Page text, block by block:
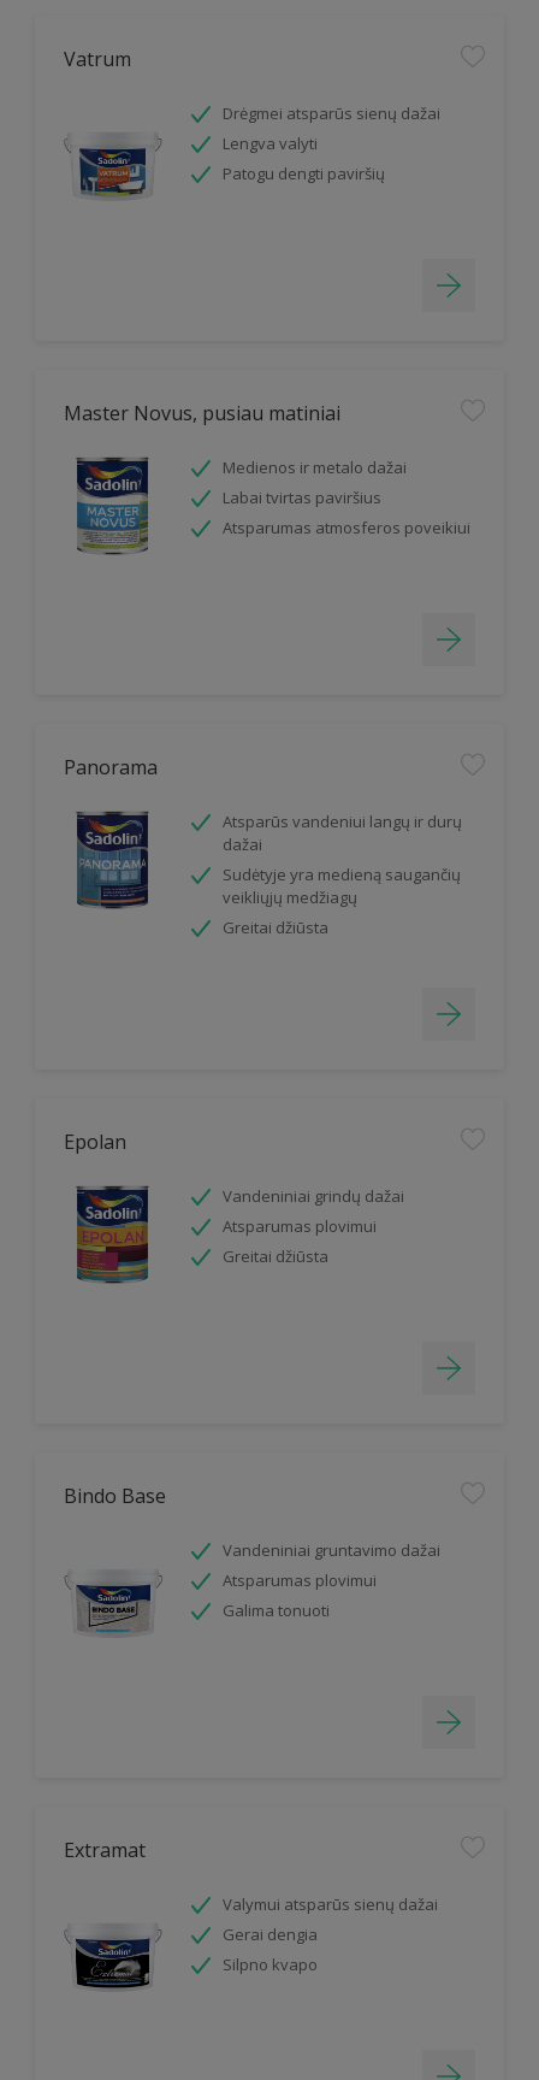
Vatrum
Drėgmei atsparūs sienų dažai
Lengva valyti
Patogu dengti paviršių
Master Novus, pusiau matiniai
Medienos ir metalo dažai
Labai tvirtas paviršius
Atsparumas atmosferos poveikiui
Panorama
Atsparūs vandeniui langų ir durų
dažai
Sudėtyje yra medieną saugančių
veikliųjų medžiagų
Greitai džiūsta
Epolan
Vandeniniai grindų dažai
Atsparumas plovimui
Greitai džiūsta
Bindo Base
Vandeniniai gruntavimo dažai
Atsparumas plovimui
Galima tonuoti
Extramat
Valymui atsparūs sienų dažai
Gerai dengia
Silpno kvapo